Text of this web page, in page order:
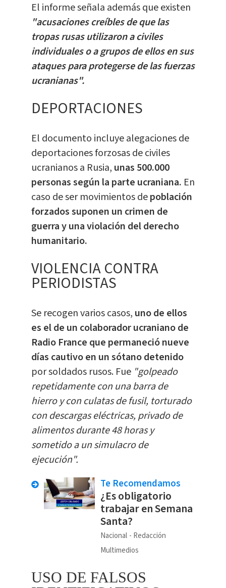
El informe señala además que existen
"acusaciones creíbles de que las
tropas rusas utilizaron a civiles
individuales o a grupos de ellos en sus
ataques para protegerse de las fuerzas
ucranianas".
DEPORTACIONES
El documento incluye alegaciones de
deportaciones forzosas de civiles
ucranianos a Rusia, unas 500.000
personas según la parte ucraniana. En
caso de ser movimientos depoblación
forzados suponen un crimen de
guerra y una violación del derecho
humanitario.
VIOLENCIA CONTRA
PERIODISTAS
Se recogen varios casos, uno de ellos
es el de un colaborador ucraniano de
Radio France que permaneció nueve
días cautivo en un sótano detenido
por soldados rusos. Fue"golpeado
repetidamente con una barra de
hierro y con culatas de fusil, torturado
con descargas eléctricas, privado de
alimentos durante 48 horas y
sometido a un simulacro de
ejecución".
Te Recomendamos
¿Es obligatorio
trabajar en Semana
Santa?
Nacional
Redacción
Multimedios
USO DE FALSOS